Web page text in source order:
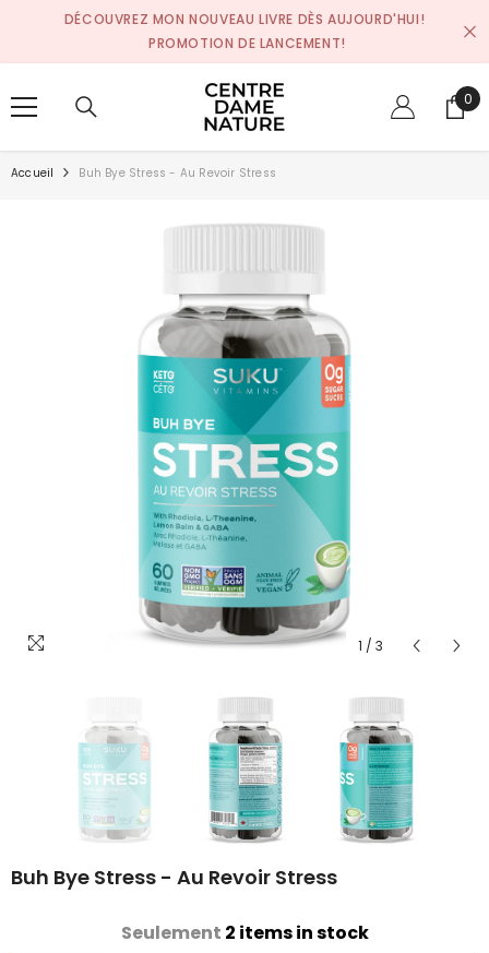
SKIP TO CONTENT
DÉCOUVREZ MON NOUVEAU LIVRE DÈS AUJOURD'HUI!
PROMOTION DE LANCEMENT!
0
0
Accueil Buh Bye Stress - Au Revoir Stress
1 / 3
Buh Bye Stress - Au Revoir Stress
Seulement 2 items in stock